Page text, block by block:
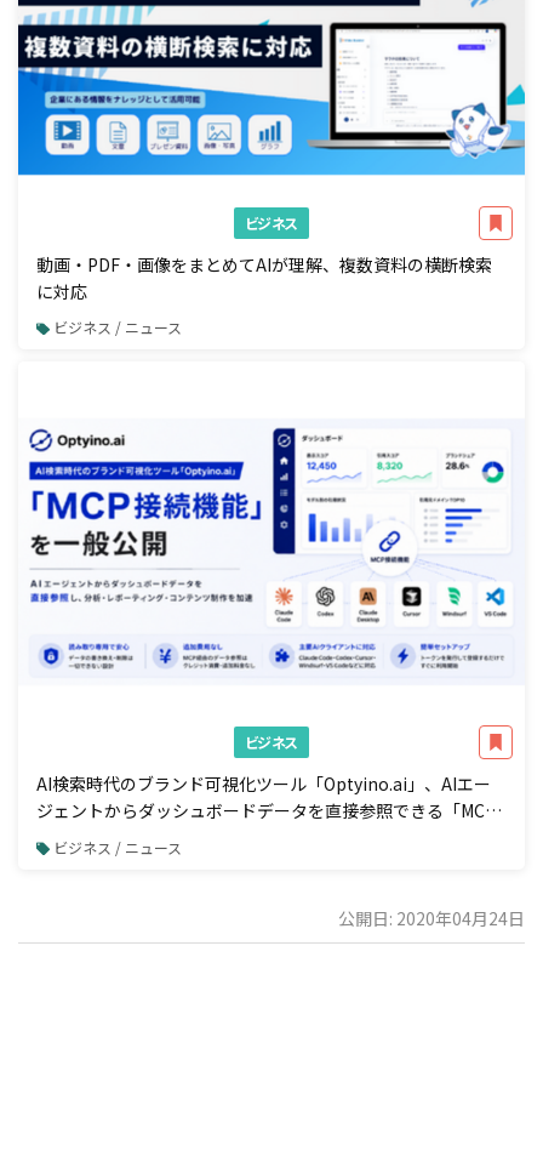
ビジネス
動画・PDF・画像をまとめてAIが理解、複数資料の横断検索
に対応
ビジネス / ニュース
ビジネス
AI検索時代のブランド可視化ツール「Optyino.ai」、AIエー
ジェントからダッシュボードデータを直接参照できる「MCP
接続」機能を一般公開
ビジネス / ニュース
公開日: 2020年04月24日